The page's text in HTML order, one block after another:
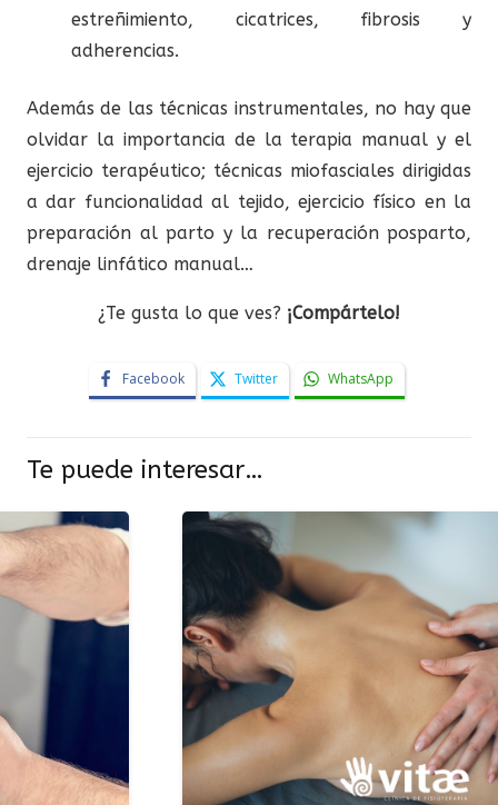
estreñimiento, cicatrices, fibrosis y
adherencias.
Además de las técnicas instrumentales, no hay que
olvidar la importancia de la terapia manual y el
ejercicio terapéutico; técnicas miofasciales dirigidas
a dar funcionalidad al tejido, ejercicio físico en la
preparación al parto y la recuperación posparto,
drenaje linfático manual…
¿Te gusta lo que ves? ¡Compártelo!
Facebook Twitter WhatsApp
Te puede interesar…